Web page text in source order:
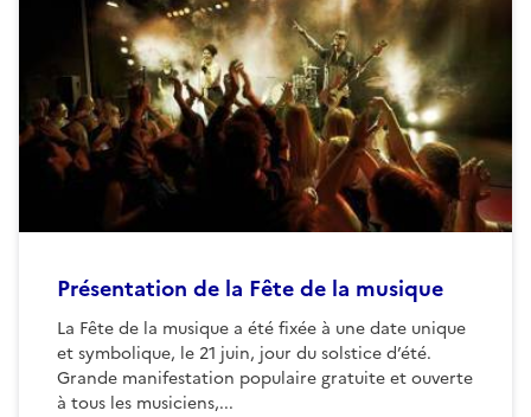
Présentation de la Fête de la musique
La Fête de la musique a été fixée à une date unique
et symbolique, le 21 juin, jour du solstice d’été.
Grande manifestation populaire gratuite et ouverte
à tous les musiciens,...